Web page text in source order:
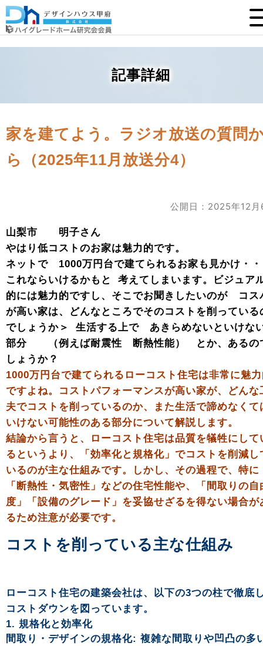
記事詳細
家を建てよう。ラジオ放送の質問
ら（2025年11月放送分4）
公開日：2025年12月
山梨市 明子さん
やはり低コストのお家は魅力的です。
ネットで 1000万円台で建てられるお家も見かけ・
これならいけるかもと 考えてしまいます。ビジュア
的には魅力的ですし、そこでお聞きしたいのが コス
が高い家は、どんなところでそのコストを削っている
でしょうか＞ 生活する上で あきらめないといけな
部分 （例えば耐震性 断熱性能） とか、あるの
しょうか？
1000万円台で建てられるローコスト住宅は非常に魅
ですよね。コストパフォーマンスが高い家が、どんな
夫でコストを削っているのか、また生活で諦めなくて
いけない可能性のある部分について解説します。
結論から言うと、ローコスト住宅は品質を犠牲にして
るというより、「効率化と規格化」でコストを削減し
いるのが主な仕組みです。しかし、その過程で、特に
「断熱性・気密性」などの住宅性能や、「間取りの自
度」「設備のグレード」を妥協せざるを得ない場合が
るため注意が必要です。
コストを削っている主な仕組み
ローコスト住宅の建築会社は、以下の3つの柱で徹底
コストダウンを図っています。
1. 規格化と効率化
間取り・デザインの規格化: 複雑な間取りや凹凸の多